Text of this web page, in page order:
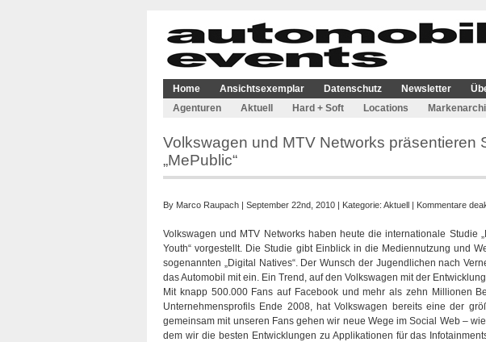
Home Ansichtsexemplar Datenschutz Newsletter
Agenturen
Aktuell Hard + Soft Locations
Volkswagen und MTV Networks präsentieren
„MePublic“
By Marco Raupach | September 22nd, 2010 | Kategorie: Aktuell | Kommentare
Volkswagen und MTV Networks haben heute die internationale Studie
Youth“ vorgestellt. Die Studie gibt Einblick in die Mediennutzung und
sogenannten „Digital Natives“. Der Wunsch der Jugendlichen nach
das Automobil mit ein. Ein Trend, auf den Volkswagen mit der
Mit knapp 500.000 Fans auf Facebook und mehr als zehn Millionen
Unternehmensprofils Ende 2008, hat Volkswagen bereits eine der
gemeinsam mit unseren Fans gehen wir neue Wege im Social Web –
dem wir die besten Entwicklungen zu Applikationen für das